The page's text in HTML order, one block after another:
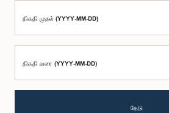
திகதி முதல் (YYYY-MM-DD)
திகதி வரை (YYYY-MM-DD)
தேடு